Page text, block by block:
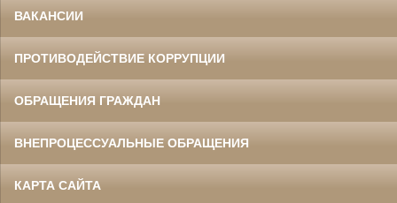
ВАКАНСИИ
ПРОТИВОДЕЙСТВИЕ КОРРУПЦИИ
ОБРАЩЕНИЯ ГРАЖДАН
ВНЕПРОЦЕССУАЛЬНЫЕ ОБРАЩЕНИЯ
КАРТА САЙТА